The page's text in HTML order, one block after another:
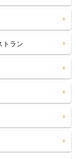
ラン